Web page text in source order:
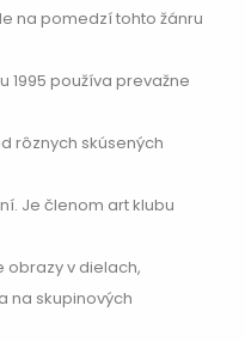
na pomedzí tohto žánru
1995 používa prevažne
rôznych skúsených
Je členom art klubu
obrazy v dielach,
na skupinových